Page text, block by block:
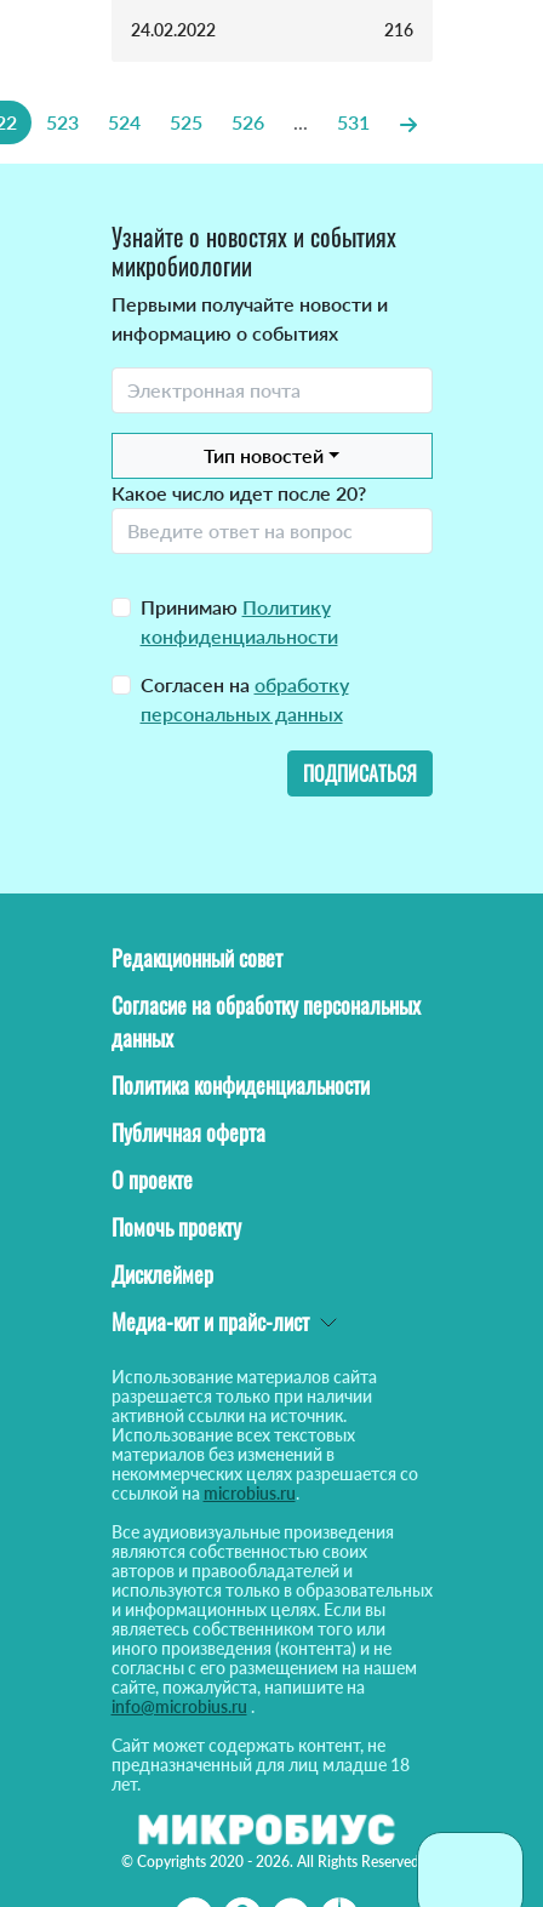
24.02.2022 216
523 524 525 526 ... 531
Узнайте о новостях и событиях
микробиологии
Первыми получайте новости и
информацию о событиях
Тип новостей
Какое число идет после 20?
Принимаю Политику
конфиденциальности
Согласен на обработку
персональных данных
ПОДПИСАТЬСЯ
© Copyrights 2020 - 2026. All Rights Reserved!
Редакционный совет
Согласие на обработку персональных
данных
Политика конфиденциальности
Публичная оферта
О проекте
Помочь проекту
Дисклеймер
Медиа-кит и прайс-лист
Использование материалов сайта
разрешается только при наличии
активной ссылки на источник.
Использование всех текстовых
материалов без изменений в
некоммерческих целях разрешается со
ссылкой на microbius.ru.
Все аудиовизуальные произведения
являются собственностью своих
авторов и правообладателей и
используются только в образовательных
и информационных целях. Если вы
являетесь собственником того или
иного произведения (контента) и не
согласны с его размещением на нашем
сайте, пожалуйста, напишите на
info@microbius.ru .
Сайт может содержать контент, не
предназначенный для лиц младше 18
лет.